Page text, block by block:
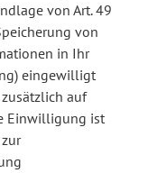
von Art. 49
von
in Ihr
eingewilligt
auf
Einwilligung ist